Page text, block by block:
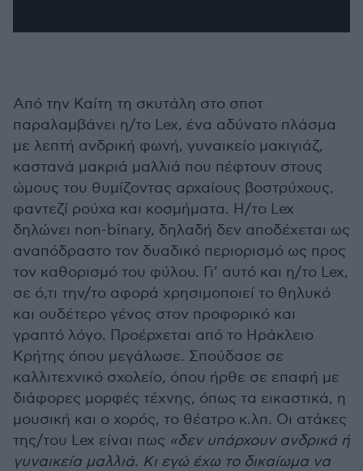
Από την Καίτη τη σκυτάλη στο σποτ
παραλαμβάνει η/το Lex, ένα αδύνατο πλάσμα
με λεπτή ανδρική φωνή, γυναικείο μακιγιάζ,
καστανά μακριά μαλλιά που πέφτουν στους
ώμους του θυμίζοντας αρχαίους βοστρύχους,
φαντεζί ρούχα και κοσμήματα. Η/το Lex
δηλώνει non-binary, δηλαδή δεν αποδέχεται ως
αναπόδραστο τον δυαδικό περιορισμό ως προς
τον καθορισμό του φύλου. Γι’ αυτό και η/το Lex,
σε ό,τι την/το αφορά χρησιμοποιεί το θηλυκό
και ουδέτερο γένος στον προφορικό και
γραπτό λόγο. Προέρχεται από το Ηράκλειο
Κρήτης όπου μεγάλωσε. Σπούδασε σε
καλλιτεχνικό σχολείο, όπου ήρθε σε επαφή με
διάφορες μορφές τέχνης, όπως τα εικαστικά, η
μουσική και ο χορός, το θέατρο κ.λπ. Οι ατάκες
της/του Lex είναι πως «δεν υπάρχουν ανδρικά ή
γυναικεία μαλλιά. Κι εγώ έχω το δικαίωμα να